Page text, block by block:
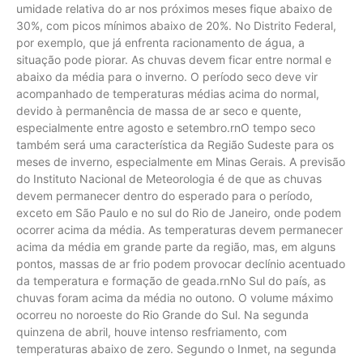
umidade relativa do ar nos próximos meses fique abaixo de
30%, com picos mínimos abaixo de 20%. No Distrito Federal,
por exemplo, que já enfrenta racionamento de água, a
situação pode piorar. As chuvas devem ficar entre normal e
abaixo da média para o inverno. O período seco deve vir
acompanhado de temperaturas médias acima do normal,
devido à permanência de massa de ar seco e quente,
especialmente entre agosto e setembro.rnO tempo seco
também será uma característica da Região Sudeste para os
meses de inverno, especialmente em Minas Gerais. A previsão
do Instituto Nacional de Meteorologia é de que as chuvas
devem permanecer dentro do esperado para o período,
exceto em São Paulo e no sul do Rio de Janeiro, onde podem
ocorrer acima da média. As temperaturas devem permanecer
acima da média em grande parte da região, mas, em alguns
pontos, massas de ar frio podem provocar declínio acentuado
da temperatura e formação de geada.rnNo Sul do país, as
chuvas foram acima da média no outono. O volume máximo
ocorreu no noroeste do Rio Grande do Sul. Na segunda
quinzena de abril, houve intenso resfriamento, com
temperaturas abaixo de zero. Segundo o Inmet, na segunda